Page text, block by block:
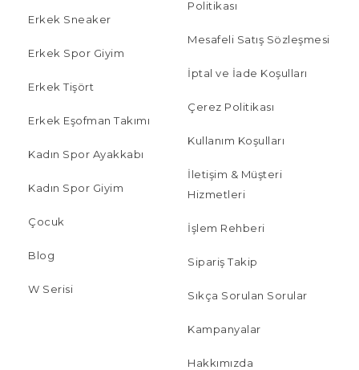
Erkek Sneaker
Erkek Spor Giyim
Erkek Tişört
Erkek Eşofman Takımı
Kadın Spor Ayakkabı
Kadın Spor Giyim
Çocuk
Blog
W Serisi
Politikası
Mesafeli Satış Sözleşmesi
İptal ve İade Koşulları
Çerez Politikası
Kullanım Koşulları
İletişim & Müşteri
Hizmetleri
İşlem Rehberi
Sipariş Takip
Sıkça Sorulan Sorular
Kampanyalar
Hakkımızda